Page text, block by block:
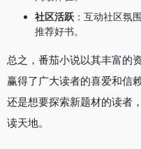
社区活跃 ：互动社区氛
推荐好书。
总之，番茄小说以其丰富的
赢得了广大读者的喜爱和信
还是想要探索新题材的读者
读天地。